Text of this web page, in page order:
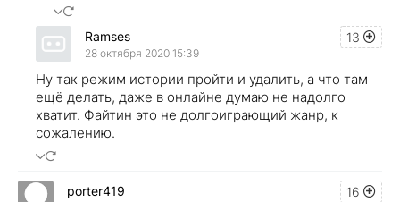
13
Ramses
28 октября 2020 15:39
Ну так режим истории пройти и удалить, а что там
ещё делать, даже в онлайне думаю не надолго
хватит. Файтин это не долгоиграющий жанр, к
сожалению.
16
porter419